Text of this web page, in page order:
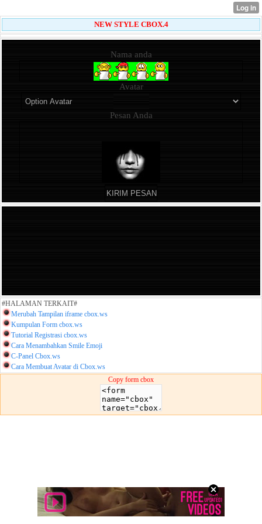
NEW STYLE CBOX.4
Nama anda
Avatar
Pesan Anda
#HALAMAN TERKAIT#
Merubah Tampilan iframe cbox.ws
Kumpulan Form cbox.ws
Tutorial Registrasi cbox.ws
Cara Menambahkan Smile Emoji
C-Panel Cbox.ws
Cara Membuat Avatar di Cbox.ws
Copy form cbox